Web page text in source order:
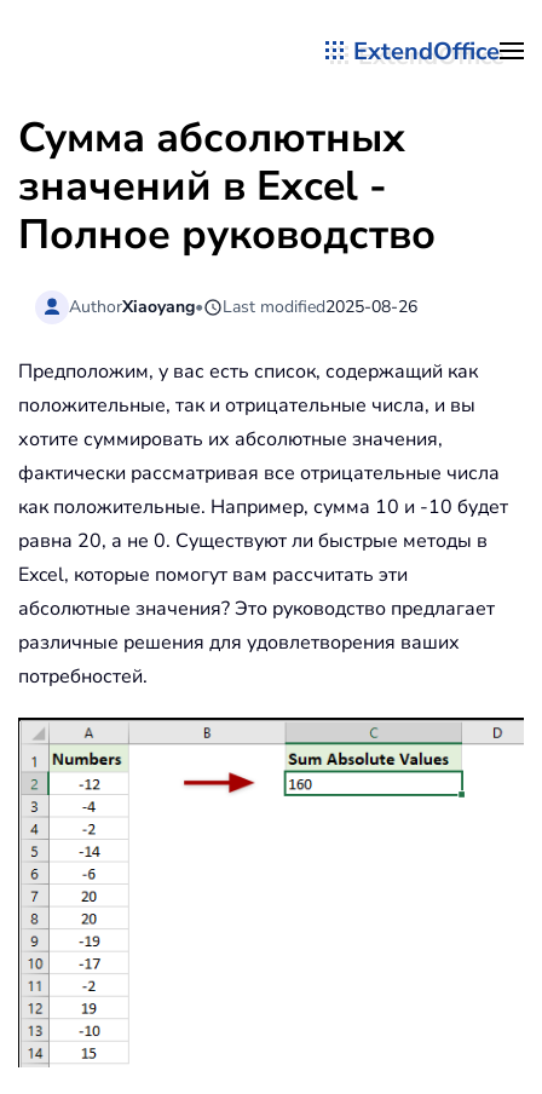
ExtendOffice
Сумма абсолютных
значений в Excel -
Полное руководство
AuthorXiaoyang• Last modified2025-08-26
Предположим, у вас есть список, содержащий как
положительные, так и отрицательные числа, и вы
хотите суммировать их абсолютные значения,
фактически рассматривая все отрицательные числа
как положительные. Например, сумма 10 и -10 будет
равна 20, а не 0. Существуют ли быстрые методы в
Excel, которые помогут вам рассчитать эти
абсолютные значения? Это руководство предлагает
различные решения для удовлетворения ваших
потребностей.